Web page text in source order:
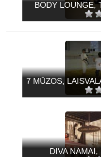
BODY LOUNGE,
7 MŪZOS,
DIVA